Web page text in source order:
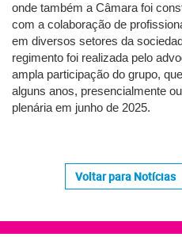
onde também a Câmara foi
com a colaboração de
em diversos setores da
regimento foi realizada pelo
ampla participação do grupo,
alguns anos, presencialmente
plenária em junho de 2025.
Voltar para Notícias